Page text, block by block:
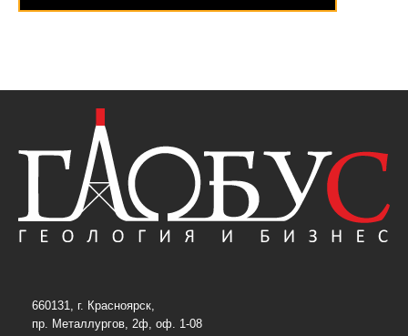
660131, г. Красноярск,
пр. Металлургов, 2ф, оф. 1-08